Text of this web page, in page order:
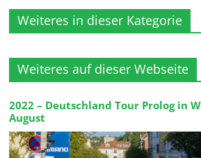
Weiteres in dieser Kategorie
Weiteres auf dieser Webseite
2022 – Deutschland Tour Prolog in
August